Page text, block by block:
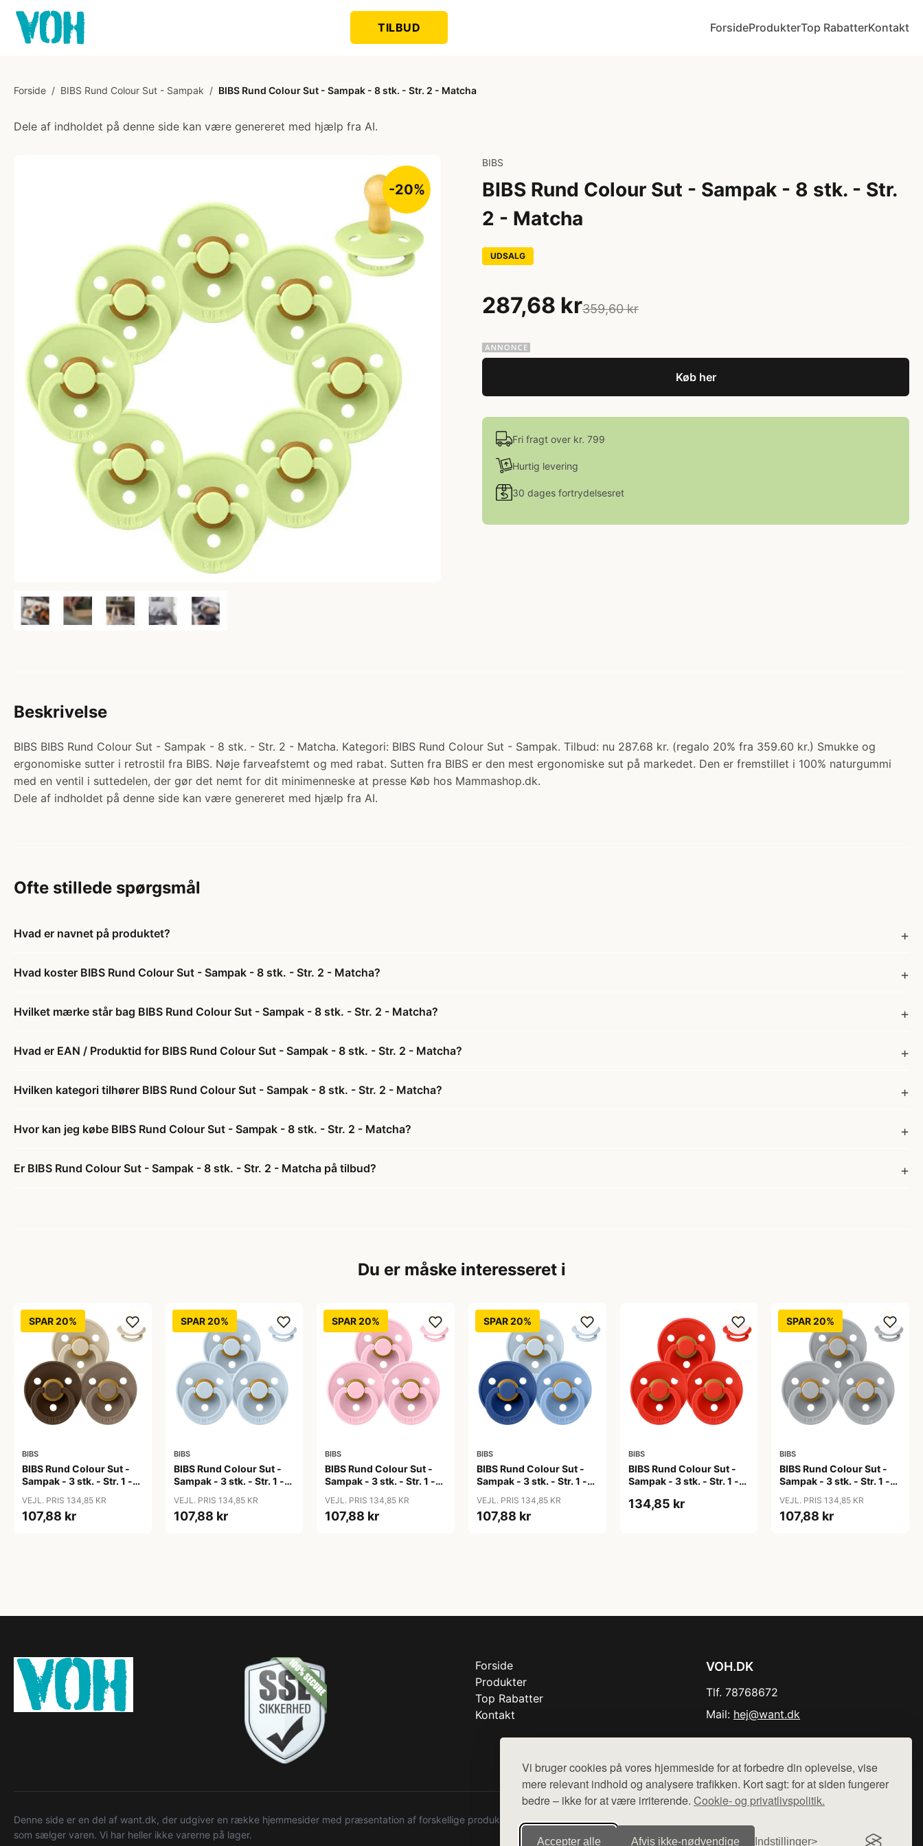
Vi bruger cookies på vores hjemmeside for at forbedre din oplevelse, vise
mere relevant indhold og analysere trafikken. Kort sagt: for at siden fungerer
bedre – ikke for at være irriterende. Cookie- og privatlivspolitik.
Accepter alle Afvis ikke‑nødvendige Indstillinger
TILBUD ForsideProdukterTop RabatterKontakt
Forside / BIBS Rund Colour Sut - Sampak / BIBS Rund Colour Sut - Sampak - 8 stk. - Str. 2 - Matcha
Dele af indholdet på denne side kan være genereret med hjælp fra AI.
-20%
BIBS
BIBS Rund Colour Sut - Sampak - 8 stk. - Str.
2 - Matcha
UDSALG
287,68 kr359,60 kr
Køb her
Fri fragt over kr. 799
Hurtig levering
30 dages fortrydelsesret
Beskrivelse
BIBS BIBS Rund Colour Sut - Sampak - 8 stk. - Str. 2 - Matcha. Kategori: BIBS Rund Colour Sut - Sampak. Tilbud: nu 287.68 kr. (regalo 20% fra 359.60 kr.) Smukke og
ergonomiske sutter i retrostil fra BIBS. Nøje farveafstemt og med rabat. Sutten fra BIBS er den mest ergonomiske sut på markedet. Den er fremstillet i 100% naturgummi
med en ventil i suttedelen, der gør det nemt for dit minimenneske at presse Køb hos Mammashop.dk.
Dele af indholdet på denne side kan være genereret med hjælp fra AI.
Ofte stillede spørgsmål
Hvad er navnet på produktet?
Hvad koster BIBS Rund Colour Sut - Sampak - 8 stk. - Str. 2 - Matcha?
Hvilket mærke står bag BIBS Rund Colour Sut - Sampak - 8 stk. - Str. 2 - Matcha?
Hvad er EAN / Produktid for BIBS Rund Colour Sut - Sampak - 8 stk. - Str. 2 - Matcha?
Hvilken kategori tilhører BIBS Rund Colour Sut - Sampak - 8 stk. - Str. 2 - Matcha?
Hvor kan jeg købe BIBS Rund Colour Sut - Sampak - 8 stk. - Str. 2 - Matcha?
Er BIBS Rund Colour Sut - Sampak - 8 stk. - Str. 2 - Matcha på tilbud?
Du er måske interesseret i
SPAR 20%
BIBS
BIBS Rund Colour Sut -
Sampak - 3 stk. - Str. 1 -
VEJL. PRIS 134,85 KR
107,88 kr
SPAR 20%
BIBS
BIBS Rund Colour Sut -
Sampak - 3 stk. - Str. 1 -
VEJL. PRIS 134,85 KR
107,88 kr
SPAR 20%
BIBS
BIBS Rund Colour Sut -
Sampak - 3 stk. - Str. 1 -
VEJL. PRIS 134,85 KR
107,88 kr
SPAR 20%
BIBS
BIBS Rund Colour Sut -
Sampak - 3 stk. - Str. 1 -
VEJL. PRIS 134,85 KR
107,88 kr
BIBS
BIBS Rund Colour Sut -
Sampak - 3 stk. - Str. 1 -
134,85 kr
SPAR 20%
BIBS
BIBS Rund Colour Sut -
Sampak - 3 stk. - Str. 1 -
VEJL. PRIS 134,85 KR
107,88 kr
Forside
Produkter
Top Rabatter
Kontakt
VOH.DK
Tlf. 78768672
Mail: hej@want.dk
Denne side er en del af want.dk, der udgiver en række hjemmesider med præsentation af forskellige produkter fra diverse webshops. Der sælges ikke varer fra denne side - vi henviser til de shops,
som sælger varen. Vi har heller ikke varerne på lager.